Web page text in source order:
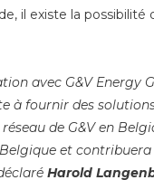
il existe la possibilité
avec G&V Energy
à fournir des
de G&V en
et
Harold